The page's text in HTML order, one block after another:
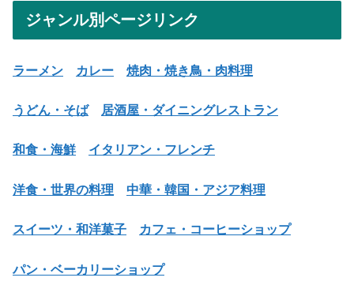
ジャンル別ページリンク
ラーメン カレー 焼肉・焼き鳥・肉料理
うどん・そば 居酒屋・ダイニングレストラン
和食・海鮮 イタリアン・フレンチ
洋食・世界の料理 中華・韓国・アジア料理
スイーツ・和洋菓子 カフェ・コーヒーショップ
パン・ベーカリーショップ